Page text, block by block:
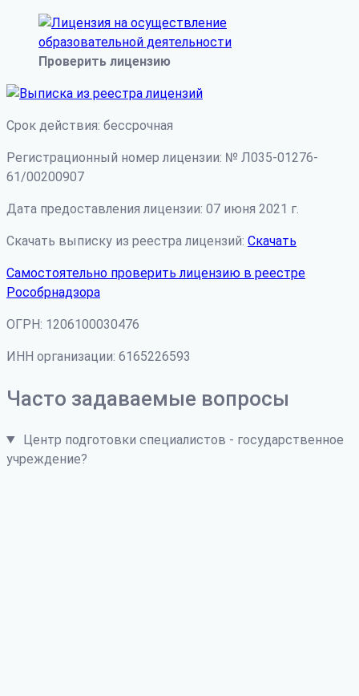
Проверить лицензию
Срок действия: бессрочная
Регистрационный номер лицензии: № Л035-01276-
61/00200907
Дата предоставления лицензии: 07 июня 2021 г.
Скачать выписку из реестра лицензий: Скачать
Самостоятельно проверить лицензию в реестре
Рособрнадзора
ОГРН: 1206100030476
ИНН организации: 6165226593
Часто задаваемые вопросы
Центр подготовки специалистов - государственное
учреждение?